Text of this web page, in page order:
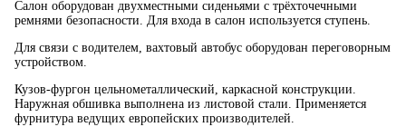
Салон оборудован двухместными сиденьями с трёхточечными
ремнями безопасности. Для входа в салон используется ступень.
Для связи с водителем, вахтовый автобус оборудован переговорным
устройством.
Кузов-фургон цельнометаллический, каркасной конструкции.
Наружная обшивка выполнена из листовой стали. Применяется
фурнитура ведущих европейских производителей.